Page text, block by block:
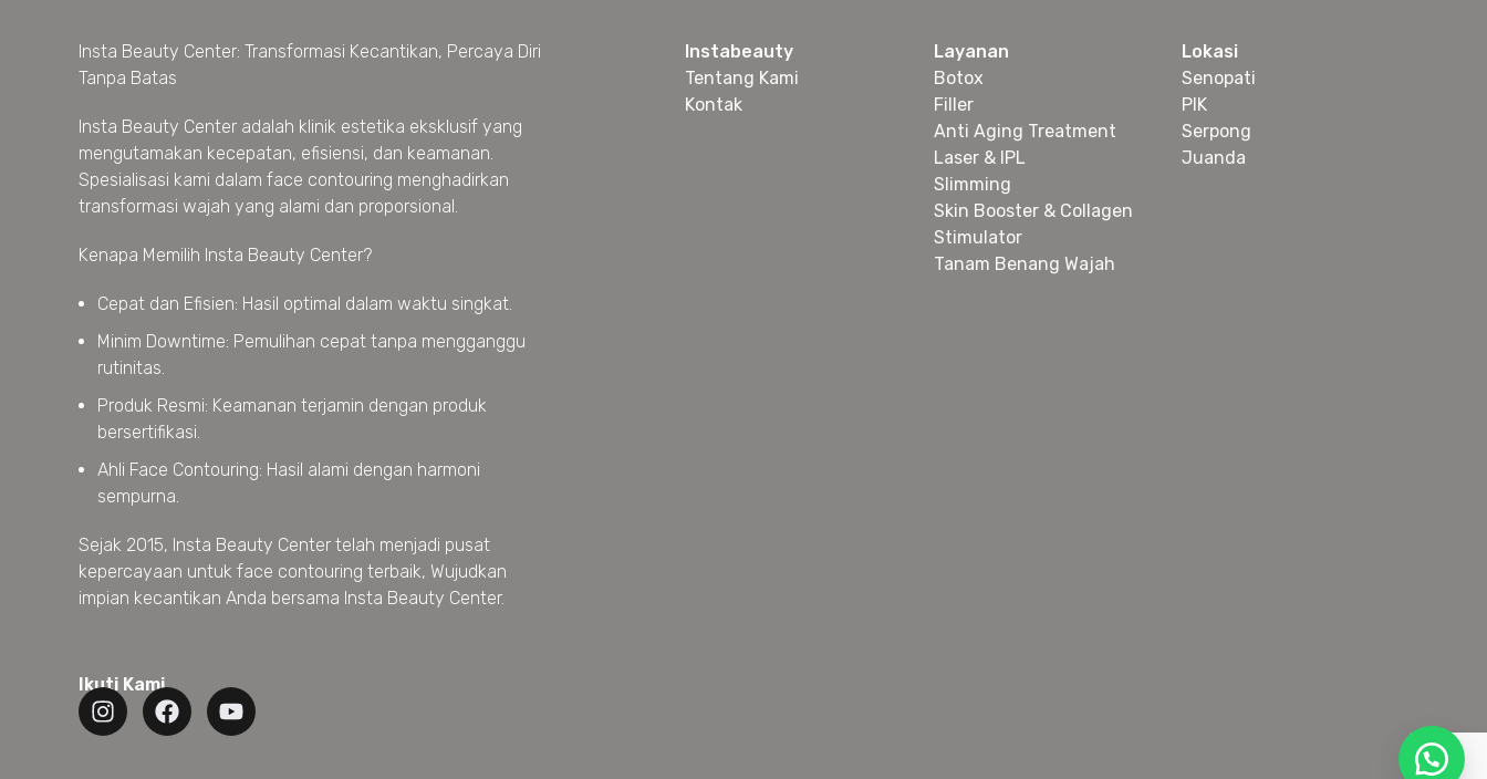
Insta Beauty Center: Transformasi Kecantikan, Percaya Diri
Tanpa Batas
Insta Beauty Center adalah klinik estetika eksklusif yang
mengutamakan kecepatan, efisiensi, dan keamanan.
Spesialisasi kami dalam face contouring menghadirkan
transformasi wajah yang alami dan proporsional.
Kenapa Memilih Insta Beauty Center?
Cepat dan Efisien: Hasil optimal dalam waktu singkat.
Minim Downtime: Pemulihan cepat tanpa mengganggu
rutinitas.
Produk Resmi: Keamanan terjamin dengan produk
bersertifikasi.
Ahli Face Contouring: Hasil alami dengan harmoni
sempurna.
Sejak 2015, Insta Beauty Center telah menjadi pusat
kepercayaan untuk face contouring terbaik, Wujudkan
impian kecantikan Anda bersama Insta Beauty Center.
Ikuti Kami
Instabeauty
Tentang Kami
Kontak
Layanan
Botox
Filler
Anti Aging Treatment
Laser & IPL
Slimming
Skin Booster & Collagen
Stimulator
Tanam Benang Wajah
Lokasi
Senopati
PIK
Serpong
Juanda